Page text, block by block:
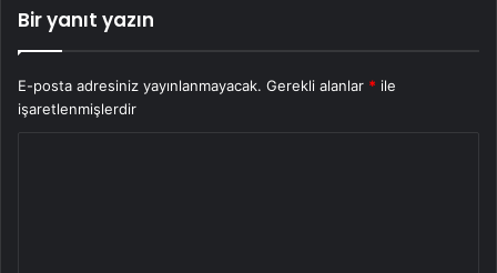
Bir yanıt yazın
E-posta adresiniz yayınlanmayacak. Gerekli alanlar * ile
işaretlenmişlerdir